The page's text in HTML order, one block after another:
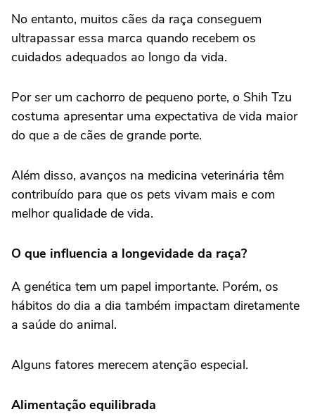
No entanto, muitos cães da raça conseguem
ultrapassar essa marca quando recebem os
cuidados adequados ao longo da vida.
Por ser um cachorro de pequeno porte, o Shih Tzu
costuma apresentar uma expectativa de vida maior
do que a de cães de grande porte.
Além disso, avanços na medicina veterinária têm
contribuído para que os pets vivam mais e com
melhor qualidade de vida.
O que influencia a longevidade da raça?
A genética tem um papel importante. Porém, os
hábitos do dia a dia também impactam diretamente
a saúde do animal.
Alguns fatores merecem atenção especial.
Alimentação equilibrada